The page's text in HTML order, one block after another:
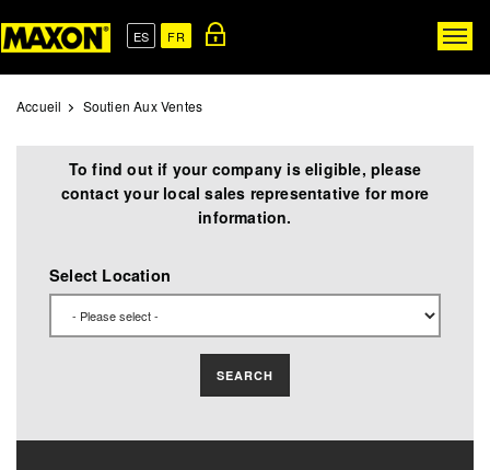
to
ES FR
Accueil Soutien Aux Ventes
To find out if your company is eligible, please
contact your local sales representative for more
information.
Select Location
SEARCH